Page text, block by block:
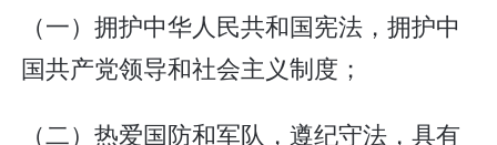
（一）拥护中华人民共和国宪法，拥护中
国共产党领导和社会主义制度；
（二）热爱国防和军队，遵纪守法，具有